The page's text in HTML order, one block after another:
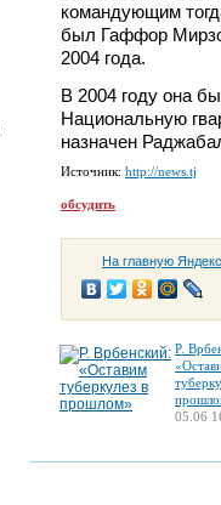
командующим
был Гаффор
2004 года.
В 2004 году она
Национальную
назначен
Источник: http://news.tj
обсудить
На главную
Р.
05.06